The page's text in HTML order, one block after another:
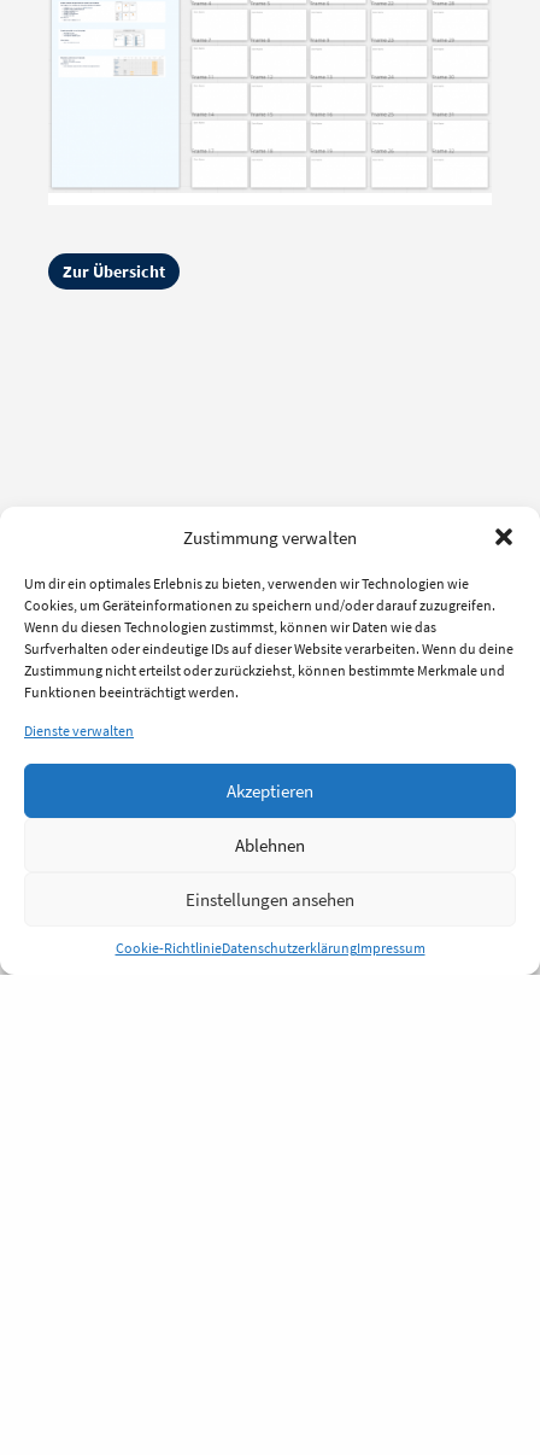
Zustimmung verwalten
Um dir ein optimales Erlebnis zu bieten, verwenden wir Technologien wie
Cookies, um Geräteinformationen zu speichern und/oder darauf zuzugreifen.
Wenn du diesen Technologien zustimmst, können wir Daten wie das
Surfverhalten oder eindeutige IDs auf dieser Website verarbeiten. Wenn du deine
Zustimmung nicht erteilst oder zurückziehst, können bestimmte Merkmale und
Funktionen beeinträchtigt werden.
Dienste verwalten
Akzeptieren
Ablehnen
Einstellungen ansehen
Cookie-RichtlinieDatenschutzerklärungImpressum
Zur Übersicht